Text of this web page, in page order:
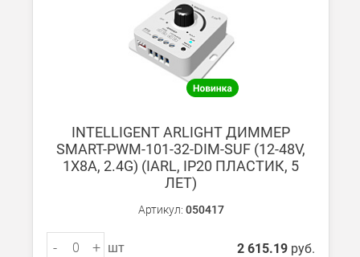
В Санкт-Петербурге
БЕСПЛАТНАЯ доставка при сумме заказа от 7000 руб.
При заказе менее 7000 руб. стоимость доставки
Мы можем доставить ваши заказы сервисом компании
Транспортные компании
Мы можем отправить ваш заказ транспортной компанией в
Доставка до ТК от 7000 руб. БЕСПЛАТНО.
INTELLIGENT ARLIGHT ДИММЕР
SMART-PWM-101-32-DIM-SUF (12-48V,
1X8A, 2.4G) (IARL, IP20 ПЛАСТИК, 5
ЛЕТ)
Артикул: 050417
- + шт 2 615.19 руб.